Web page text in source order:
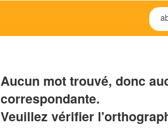
Aucun mot trouvé, donc
correspondante.
Veuillez vérifier